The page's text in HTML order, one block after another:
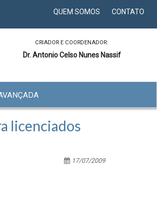
QUEM SOMOS CONTATO
CRIADOR E COORDENADOR:
Dr. Antonio Celso Nunes Nassif
licenciados
17/07/2009